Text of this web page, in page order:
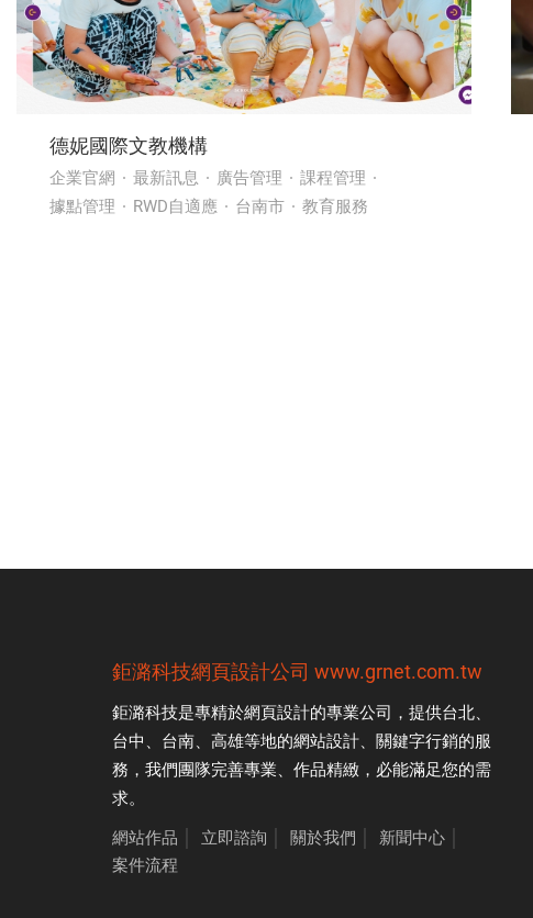
德妮國際文教機構
企業官網 最新訊息 廣告管理
課程管理
據點管理
RWD自適應 台南市 教育服務
鉅潞科技網頁設計公司 www.grnet.com.tw
鉅潞科技是專精於網頁設計的專業公司，提供台北、
台中、台南、高雄等地的網站設計、關鍵字行銷的服
務，我們團隊完善專業、作品精緻，必能滿足您的需
求。
網站作品
立即諮詢 關於我們 新聞中心
案件流程